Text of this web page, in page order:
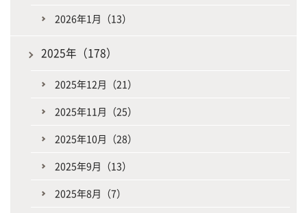
2026年1月（13）
2025年（178）
2025年12月（21）
2025年11月（25）
2025年10月（28）
2025年9月（13）
2025年8月（7）